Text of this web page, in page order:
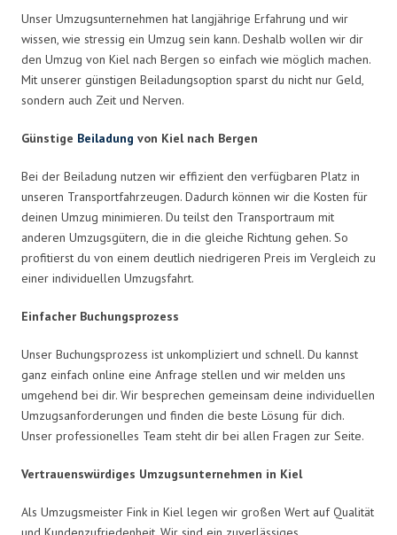
Unser Umzugsunternehmen hat langjährige Erfahrung und wir
wissen, wie stressig ein Umzug sein kann. Deshalb wollen wir dir
den Umzug von Kiel nach Bergen so einfach wie möglich machen.
Mit unserer günstigen Beiladungsoption sparst du nicht nur Geld,
sondern auch Zeit und Nerven.
Günstige Beiladung von Kiel nach Bergen
Bei der Beiladung nutzen wir effizient den verfügbaren Platz in
unseren Transportfahrzeugen. Dadurch können wir die Kosten für
deinen Umzug minimieren. Du teilst den Transportraum mit
anderen Umzugsgütern, die in die gleiche Richtung gehen. So
profitierst du von einem deutlich niedrigeren Preis im Vergleich zu
einer individuellen Umzugsfahrt.
Einfacher Buchungsprozess
Unser Buchungsprozess ist unkompliziert und schnell. Du kannst
ganz einfach online eine Anfrage stellen und wir melden uns
umgehend bei dir. Wir besprechen gemeinsam deine individuellen
Umzugsanforderungen und finden die beste Lösung für dich.
Unser professionelles Team steht dir bei allen Fragen zur Seite.
Vertrauenswürdiges Umzugsunternehmen in Kiel
Als Umzugsmeister Fink in Kiel legen wir großen Wert auf Qualität